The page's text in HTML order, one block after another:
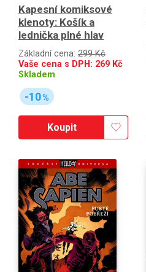
Kapesní komiksové
klenoty: Košík a
lednička plné hlav
Základní cena: 299 Kč
Vaše cena s DPH: 269 Kč
Skladem
-10%
Koupit